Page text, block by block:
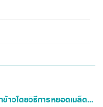
ข้าวโดยวิธีการหยอดเมล็ด